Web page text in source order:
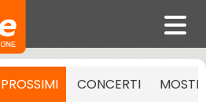
PROSSIMI CONCERTI